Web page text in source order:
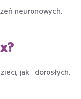
neuronowych,
jak i dorosłych,